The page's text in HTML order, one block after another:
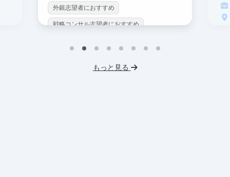
外銀志望者におすすめ
戦略コンサル志望者におすすめ
データサイエンス
もっと見る